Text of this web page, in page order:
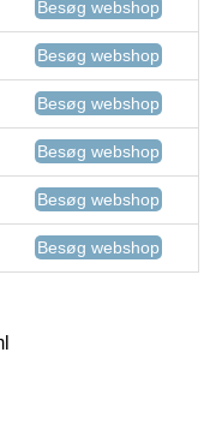
Besøg webshop
Besøg webshop
Besøg webshop
Besøg webshop
Besøg webshop
Besøg webshop